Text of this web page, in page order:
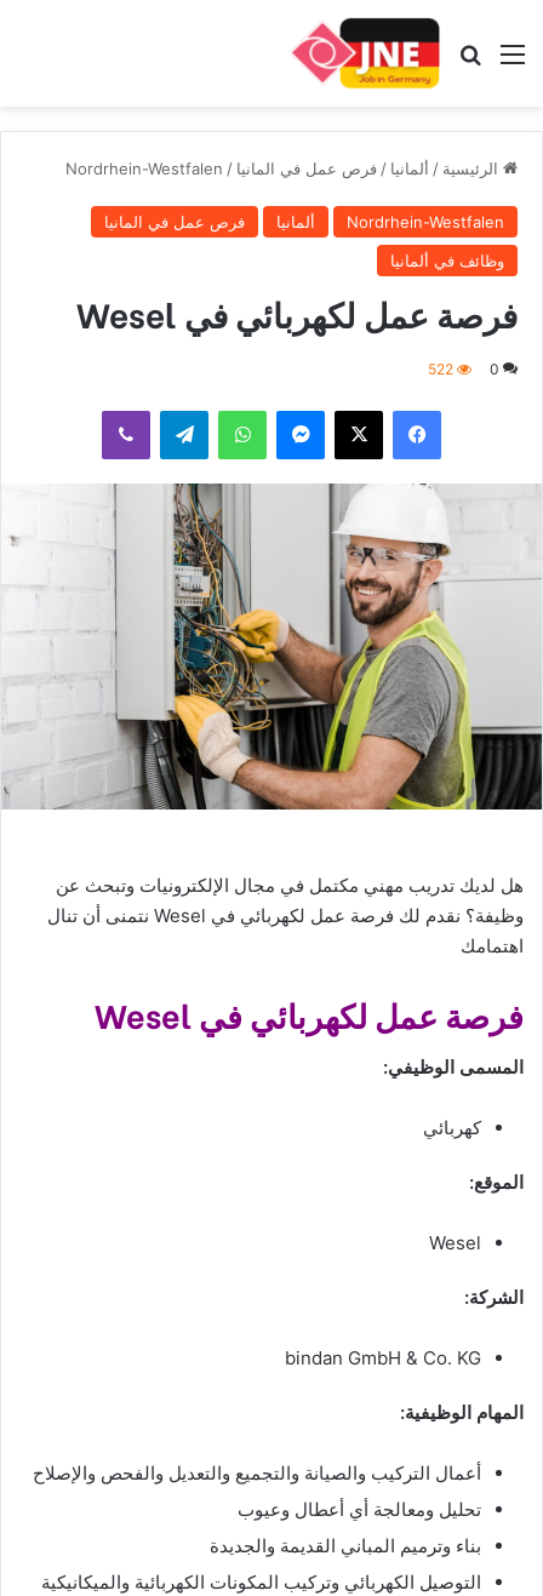
القائمة بحث عن
الرئيسية / ألمانيا / فرص عمل في المانيا /
Nordrhein-Westfalen
Nordrhein-Westfalen ألمانيا
فرص عمل في المانيا
وظائف في ألمانيا
فرصة عمل لكهربائي في Wesel
0
522
فيسبوك واتساب
هل لديك تدريب مهني مكتمل في مجال الإلكترونيات وتبحث عن
وظيفة؟ نقدم لك فرصة عمل لكهربائي في Wesel نتمنى أن تنال
اهتمامك
فرصة عمل لكهربائي في Wesel
المسمى الوظيفي:
كهربائي
الموقع:
Wesel
الشركة:
bindan GmbH & Co. KG
المهام الوظيفية:
أعمال التركيب والصيانة والتجميع والتعديل والفحص والإصلاح
تحليل ومعالجة أي أعطال وعيوب
بناء وترميم المباني القديمة والجديدة
التوصيل الكهربائي وتركيب المكونات الكهربائية والميكانيكية